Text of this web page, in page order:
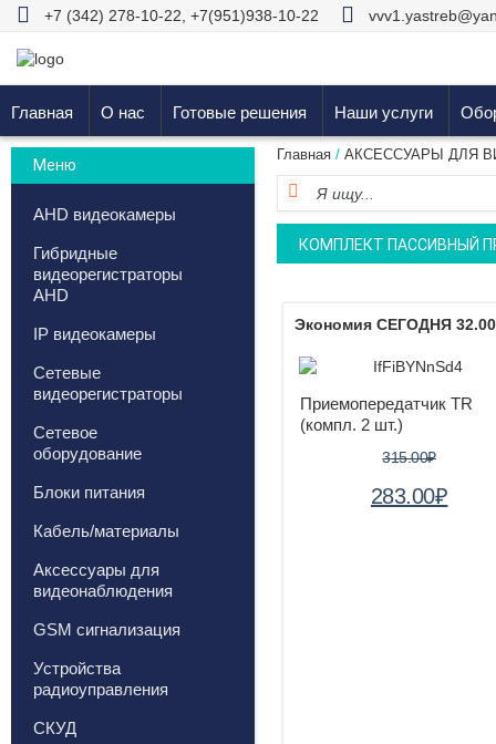
+7 (342) 278-10-22 +7(951)938-10-22
Главная О нас Готовые решения Наши услуги
Меню
AHD видеокамеры
Гибридные
видеорегистраторы
AHD
IP видеокамеры
Сетевые
видеорегистраторы
Сетевое
оборудование
Блоки питания
Кабель/материалы
Аксессуары для
видеонаблюдения
GSM сигнализация
Устройства
радиоуправления
СКУД
Главная / АКСЕССУАРЫ ДЛЯ
КОМПЛЕКТ ПАССИВНЫЙ
Экономия СЕГОДНЯ
Приемопередатчик TR
(компл. 2 шт.)
315.00₽
283.00₽